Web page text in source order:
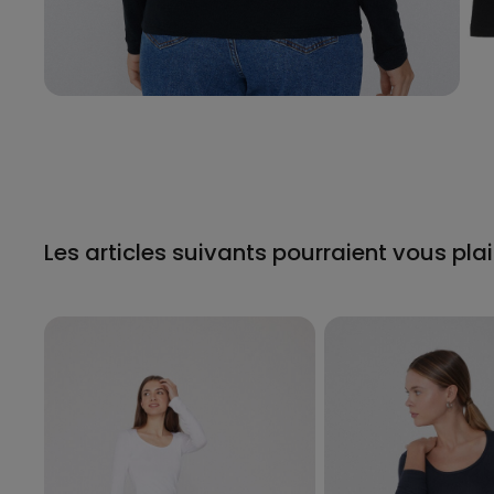
Les articles suivants pourraient vous